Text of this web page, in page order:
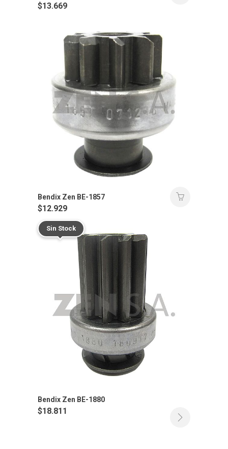
$13.669
Bendix Zen BE-1857
$12.929
Sin Stock
Bendix Zen BE-1880
$18.811